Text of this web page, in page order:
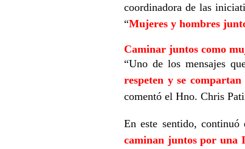
coordinadora de las
“Mujeres y hombres
Caminar juntos como
“Uno de los mensajes
respeten y se
comentó el Hno. Chris
En este sentido, continuó
caminan juntos por una